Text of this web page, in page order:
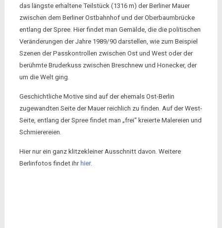
das längste erhaltene Teilstück (1316 m) der Berliner Mauer
zwischen dem Berliner Ostbahnhof und der Oberbaumbrücke
entlang der Spree. Hier findet man Gemälde, die die politischen
Veränderungen der Jahre 1989/90 darstellen, wie zum Beispiel
Szenen der Passkontrollen zwischen Ost und West oder der
berühmte Bruderkuss zwischen Breschnew und Honecker, der
um die Welt ging.
Geschichtliche Motive sind auf der ehemals Ost-Berlin
zugewandten Seite der Mauer reichlich zu finden. Auf der West-
Seite, entlang der Spree findet man „frei“ kreierte Malereien und
Schmierereien.
Hier nur ein ganz klitzekleiner Ausschnitt davon. Weitere
Berlinfotos findet ihr hier.